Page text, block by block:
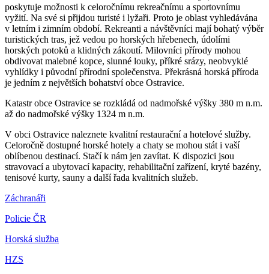
poskytuje možnosti k celoročnímu rekreačnímu a sportovnímu
vyžití. Na své si přijdou turisté i lyžaři. Proto je oblast vyhledávána
v letním i zimním období. Rekreanti a návštěvníci mají bohatý výběr
turistických tras, jež vedou po horských hřebenech, údolími
horských potoků a klidných zákoutí. Milovníci přírody mohou
obdivovat malebné kopce, slunné louky, příkré srázy, neobvyklé
vyhlídky i původní přírodní společenstva. Překrásná horská příroda
je jedním z největších bohatství obce Ostravice.
Katastr obce Ostravice se rozkládá od nadmořské výšky 380 m n.m.
až do nadmořské výšky 1324 m n.m.
V obci Ostravice naleznete kvalitní restaurační a hotelové služby.
Celoročně dostupné horské hotely a chaty se mohou stát i vaší
oblíbenou destinací. Stačí k nám jen zavítat. K dispozici jsou
stravovací a ubytovací kapacity, rehabilitační zařízení, kryté bazény,
tenisové kurty, sauny a další řada kvalitních služeb.
Záchranáři
Policie ČR
Horská služba
HZS